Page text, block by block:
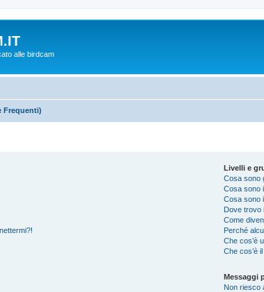
alle birdcam
Frequenti)
Livelli e
Cosa sono
Cosa sono
Cosa sono
Dove trovo
Come
Perché
Che cos’è
Che cos’è
Messaggi
Non riesco